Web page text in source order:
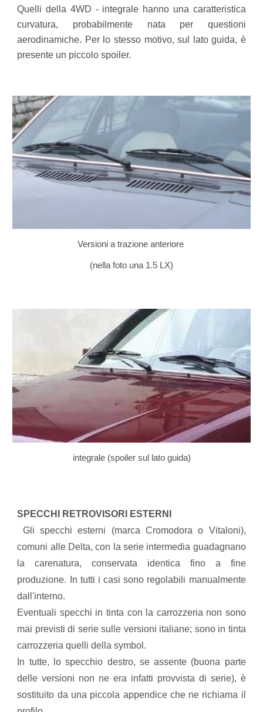
Quelli della 4WD - integrale hanno una caratteristica
curvatura, probabilmente nata per questioni
aerodinamiche. Per lo stesso motivo, sul lato guida, è
presente un piccolo spoiler.
Versioni a trazione anteriore
(nella foto una 1.5 LX)
integrale (spoiler sul lato guida)
SPECCHI RETROVISORI ESTERNI
Gli specchi esterni (marca Cromodora o Vitaloni),
comuni alle Delta, con la serie intermedia guadagnano
la carenatura, conservata identica fino a fine
produzione. In tutti i casi sono regolabili manualmente
dall'interno.
Eventuali specchi in tinta con la carrozzeria non sono
mai previsti di serie sulle versioni italiane; sono in tinta
carrozzeria quelli della symbol.
In tutte, lo specchio destro, se assente (buona parte
delle versioni non ne era infatti provvista di serie), è
sostituito da una piccola appendice che ne richiama il